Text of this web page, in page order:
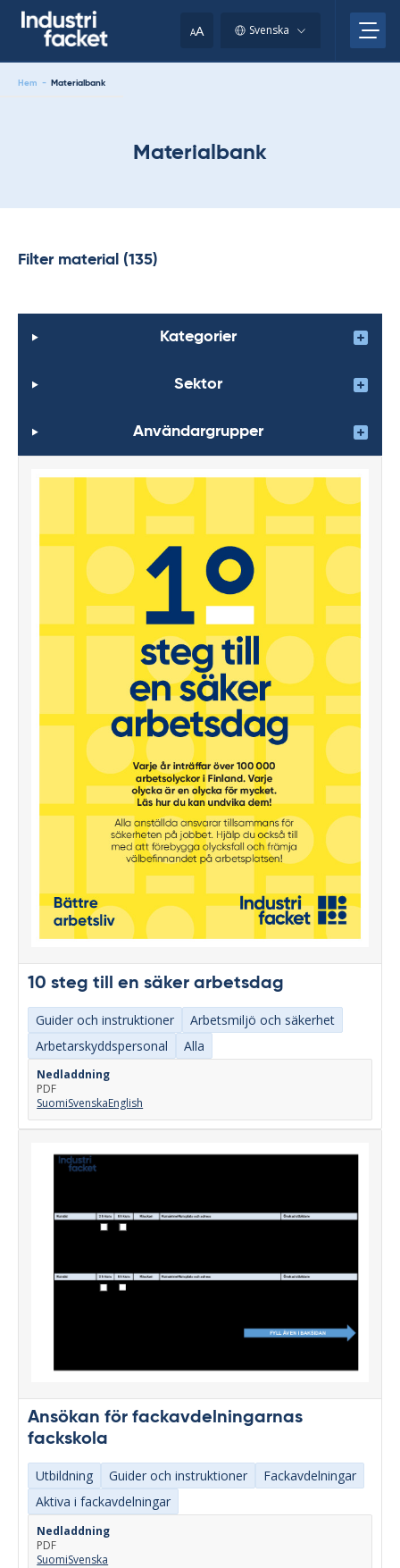
AA Svenska
Hem - Materialbank
Materialbank
Filter material (135)
Kategorier
Sektor
Användargrupper
10 steg till en säker arbetsdag
Guider och instruktioner
Arbetsmiljö och säkerhet
Arbetarskyddspersonal
Alla
Nedladdning
PDF
SuomiSvenskaEnglish
Ansökan för fackavdelningarnas
fackskola
Utbildning Guider och instruktioner
Fackavdelningar
Aktiva i fackavdelningar
Nedladdning
PDF
SuomiSvenska